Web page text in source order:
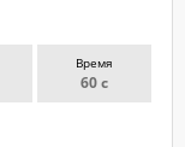
Время
60 с